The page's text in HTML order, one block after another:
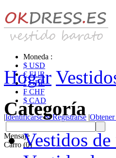
Moneda :
$ USD
€ EUR
£ GBP
₣ CHF
$ CAD
|Identificarse & Registrarse |Obtener
Mensaje
Carro (0)
Hogar
Categoría
Vestidos de